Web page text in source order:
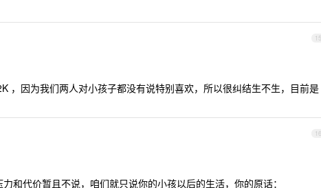
15
，因为我们两人对小孩子都没有说特别喜欢，所以很纠结生不生，目前是
16
和代价暂且不说，咱们就只说你的小孩以后的生活，你的原话：